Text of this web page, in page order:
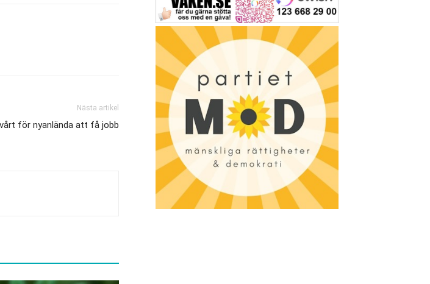
Nästa artikel
för nyanlända att få jobb